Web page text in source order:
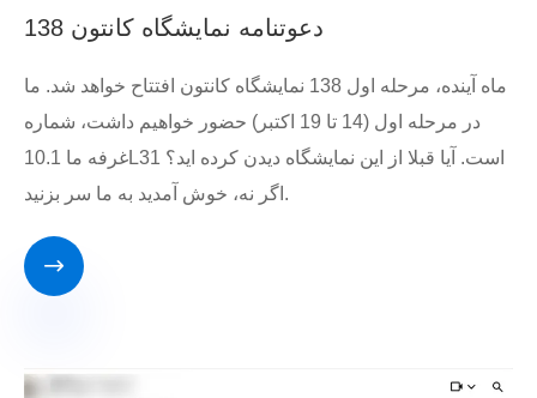
دعوتنامه نمایشگاه کانتون 138
ماه آینده، مرحله اول 138 نمایشگاه کانتون افتتاح خواهد شد. ما
در مرحله اول (14 تا 19 اکتبر) حضور خواهیم داشت، شماره
غرفه ما 10.1L31 است. آیا قبلا از این نمایشگاه دیدن کرده اید؟
اگر نه، خوش آمدید به ما سر بزنید.
